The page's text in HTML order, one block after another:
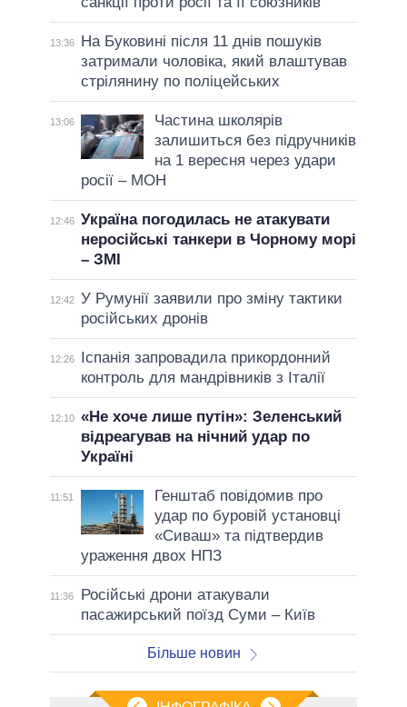
13:36
На Буковині після 11 днів пошуків
затримали чоловіка, який влаштував
стрілянину по поліцейських
13:06
Частина школярів
залишиться без підручників
на 1 вересня через удари
росії – МОН
12:46 Україна погодилась не атакувати
неросійські танкери в Чорному морі
– ЗМІ
12:42 У Румунії заявили про зміну тактики
російських дронів
12:26
Іспанія запровадила прикордонний
контроль для мандрівників з Італії
12:10 «Не хоче лише путін»: Зеленський
відреагував на нічний удар по
Україні
11:51
Генштаб повідомив про
удар по буровій установці
«Сиваш» та підтвердив
ураження двох НПЗ
11:36
Російські дрони атакували
пасажирський поїзд Суми – Київ
Більше новин